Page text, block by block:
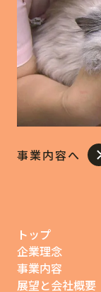
事業内容へ
トップ
企業理念
事業内容
展望と会社概要